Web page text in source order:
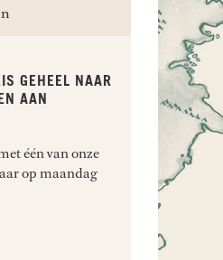
GEHEEL NAAR
AAN
één van onze
op maandag